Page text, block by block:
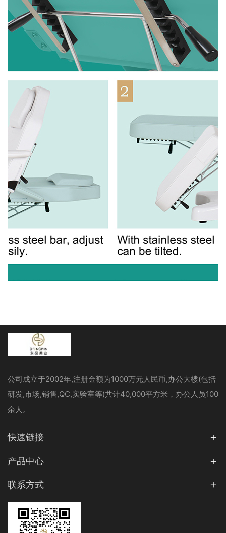
公司成立于2002年,注册金额为1000万元人民币,办公大楼(包括
研发,市场,销售,QC,实验室等)共计40,000平方米，办公人员100
余人。
快速链接
产品中心
联系方式